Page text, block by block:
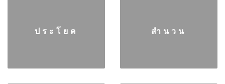
ประโยค สำนวน